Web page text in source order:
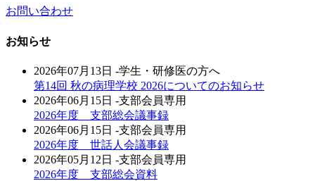
お問い合わせ
お知らせ
2026年07月13日 -学生・研修医の方へ
第14回 秋の病理学校 2026についてのお知らせ
2026年06月15日 -支部会員専用
2026年度 支部総会議事録
2026年06月15日 -支部会員専用
2026年度 世話人会議事録
2026年05月12日 -支部会員専用
2026年度 支部総会資料